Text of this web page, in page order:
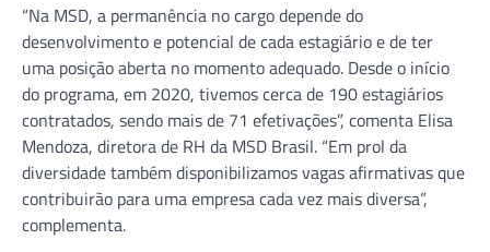
“Na MSD, a permanência no cargo depende do
desenvolvimento e potencial de cada estagiário e de ter
uma posição aberta no momento adequado. Desde o início
do programa, em 2020, tivemos cerca de 190 estagiários
contratados, sendo mais de 71 efetivações”, comenta Elisa
Mendoza, diretora de RH da MSD Brasil. “Em prol da
diversidade também disponibilizamos vagas afirmativas que
contribuirão para uma empresa cada vez mais diversa”,
complementa.